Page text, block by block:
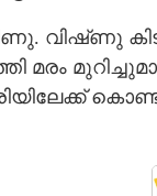
വിഷ്‌ണു